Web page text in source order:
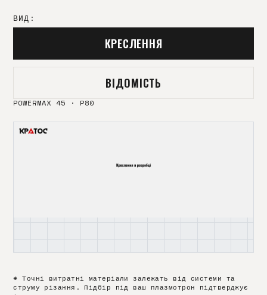
KJELLBERG F-SERIES
P80
ВИД:
КРЕСЛЕННЯ
ВІДОМІСТЬ
POWERMAX 45 · P80
* Точні витратні матеріали залежать від системи та
струму різання. Підбір під ваш плазмотрон підтверджує